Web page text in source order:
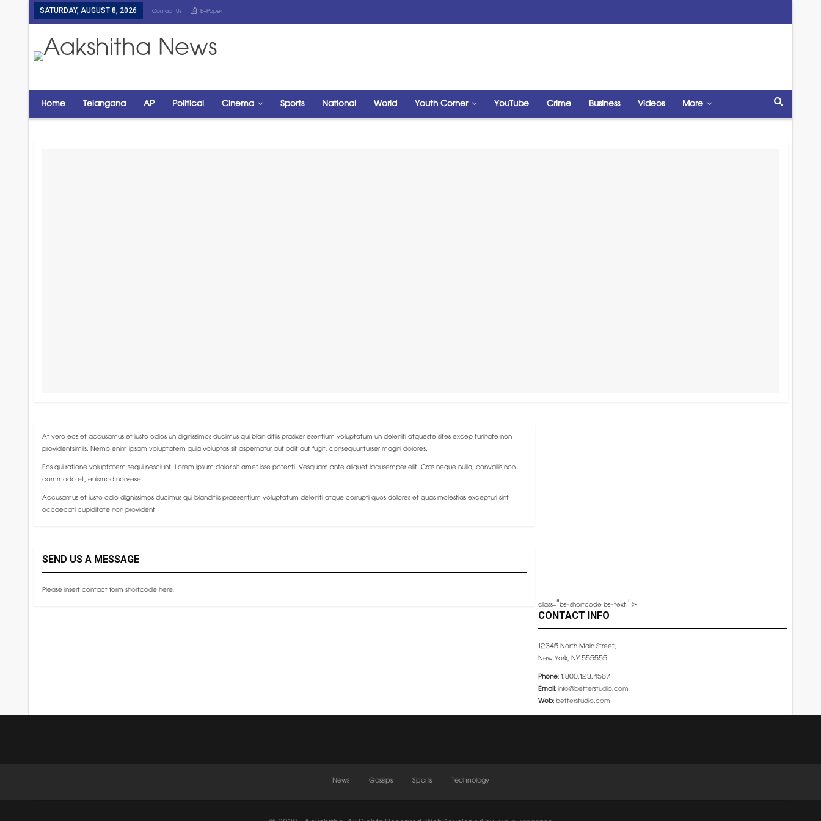
SATURDAY, AUGUST 8, 2026 Contact Us E-Paper
Home Telangana AP Political Cinema Sports National World Youth Corner YouTube Crime Business Videos More
At vero eos et accusamus et iusto odios un dignissimos ducimus qui blan ditiis prasixer esentium voluptatum un deleniti atqueste sites excep turiitate non
providentsimils. Nemo enim ipsam voluptatem quia voluptas sit aspernatur aut odit aut fugit, consequunturser magni dolores.
Eos qui ratione voluptatem sequi nesciunt. Lorem ipsum dolor sit amet isse potenti. Vesquam ante aliquet lacusemper elit. Cras neque nulla, convallis non
commodo et, euismod nonsese.
Accusamus et iusto odio dignissimos ducimus qui blanditiis praesentium voluptatum deleniti atque corrupti quos dolores et quas molestias excepturi sint
occaecati cupiditate non provident
SEND US A MESSAGE
Please insert contact form shortcode here!
class="bs-shortcode bs-text ">
CONTACT INFO
12345 North Main Street,
New York, NY 555555
Phone: 1.800.123.4567
Email:info@betterstudio.com
Web:betterstudio.com
News Gossips Sports Technology